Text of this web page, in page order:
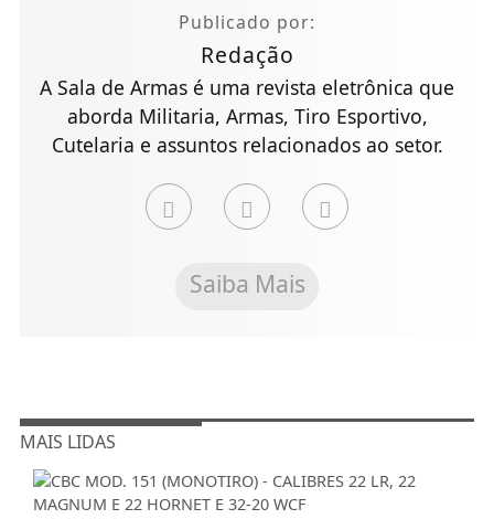
Publicado por:
Redação
A Sala de Armas é uma revista eletrônica que
aborda Militaria, Armas, Tiro Esportivo,
Cutelaria e assuntos relacionados ao setor.
Saiba Mais
MAIS LIDAS